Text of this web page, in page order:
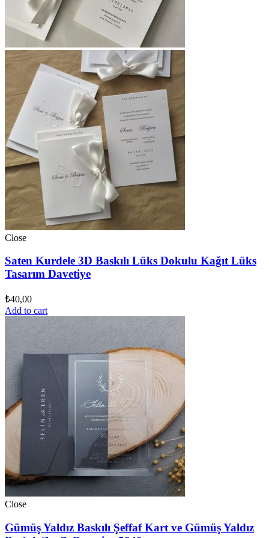
Close
Saten Kurdele 3D Baskılı Lüks Dokulu Kağıt Lüks
Tasarım Davetiye
₺40,00
Add to cart
Close
Gümüş Yaldız Baskılı Şeffaf Kart ve Gümüş Yaldız